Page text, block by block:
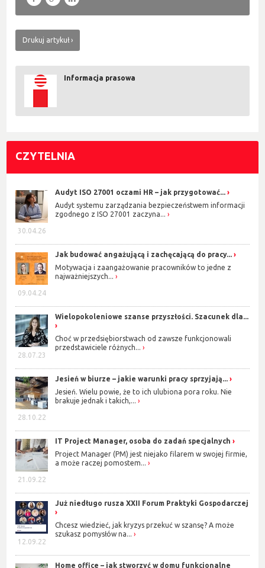
Drukuj artykuł
Informacja prasowa
CZYTELNIA
30.04.26
Audyt ISO 27001 oczami HR – jak przygotować...
Audyt systemu zarządzania bezpieczeństwem informacji
zgodnego z ISO 27001 zaczyna...
09.04.24
Jak budować angażującą i zachęcającą do pracy...
Motywacja i zaangażowanie pracowników to jedne z
najważniejszych...
28.07.23
Wielopokoleniowe szanse przyszłości. Szacunek dla...
Choć w przedsiębiorstwach od zawsze funkcjonowali
przedstawiciele różnych...
28.10.22
Jesień w biurze – jakie warunki pracy sprzyjają...
Jesień. Wielu powie, że to ich ulubiona pora roku. Nie
brakuje jednak i takich,...
21.09.22
IT Project Manager, osoba do zadań specjalnych
Project Manager (PM) jest niejako filarem w swojej firmie,
a może raczej pomostem...
12.09.22
Już niedługo rusza XXII Forum Praktyki Gospodarczej
Chcesz wiedzieć, jak kryzys przekuć w szansę? A może
szukasz pomysłów na...
Home office – jak stworzyć w domu funkcjonalne